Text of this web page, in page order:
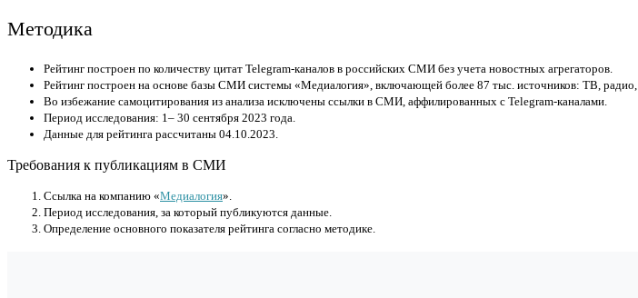
Методика
Рейтинг построен по количеству цитат Telegram-каналов в российских СМИ без учета новостных агрегаторов.
Рейтинг построен на основе базы СМИ системы «Медиалогия», включающей более 87 тыс. источников: ТВ,
Во избежание самоцитирования из анализа исключены ссылки в СМИ, аффилированных с Telegram-каналами.
Период исследования: 1– 30 сентября 2023 года.
Данные для рейтинга рассчитаны 04.10.2023.
Требования к публикациям в СМИ
Cсылка на компанию «Медиалогия».
Период исследования, за который публикуются данные.
Определение основного показателя рейтинга согласно методике.